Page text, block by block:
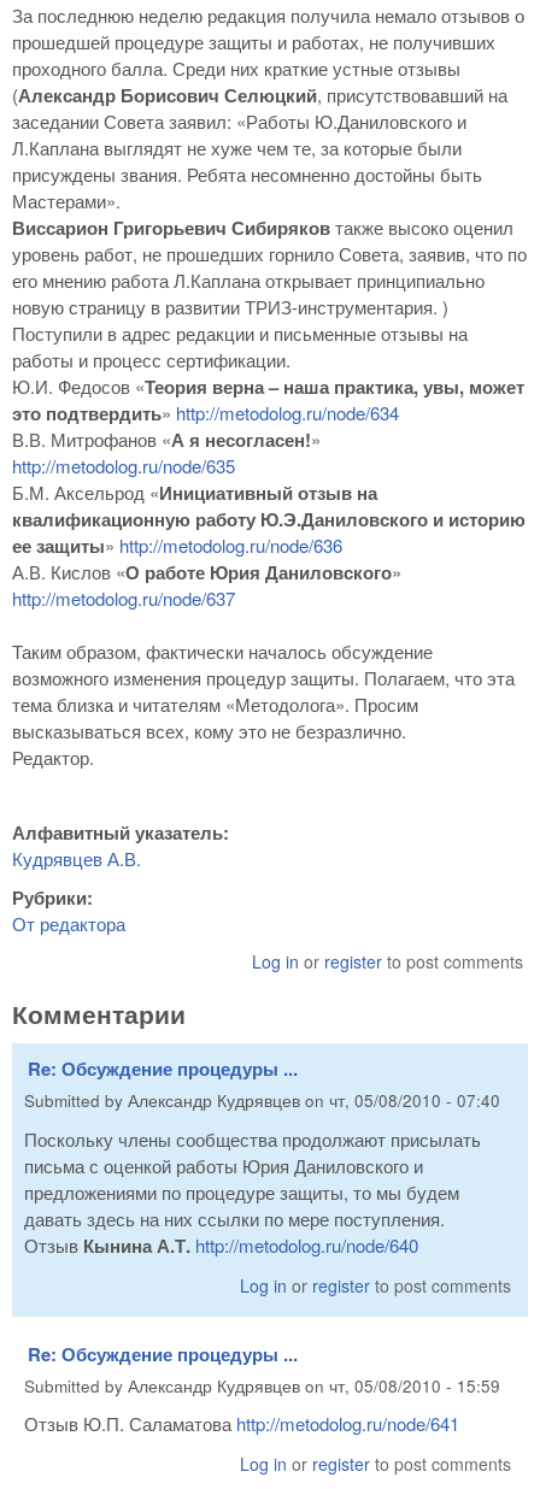
За последнюю неделю редакция получила немало отзывов о
прошедшей процедуре защиты и работах, не получивших
проходного балла. Среди них краткие устные отзывы
(Александр Борисович Селюцкий, присутствовавший на
заседании Совета заявил: «Работы Ю.Даниловского и
Л.Каплана выглядят не хуже чем те, за которые были
присуждены звания. Ребята несомненно достойны быть
Мастерами».
Виссарион Григорьевич Сибиряковтакже высоко оценил
уровень работ, не прошедших горнило Совета, заявив, что по
его мнению работа Л.Каплана открывает принципиально
новую страницу в развитии ТРИЗ-инструментария. )
Поступили в адрес редакции и письменные отзывы на
работы и процесс сертификации.
Ю.И. Федосов «Теория верна – наша практика, увы, может
это подтвердить» http://metodolog.ru/node/634
В.В. Митрофанов «А я несогласен!»
http://metodolog.ru/node/635
Б.М. Аксельрод «Инициативный отзыв на
квалификационную работу Ю.Э.Даниловского и историю
ее защиты» http://metodolog.ru/node/636
А.В. Кислов «О работе Юрия Даниловского»
http://metodolog.ru/node/637
Таким образом, фактически началось обсуждение
возможного изменения процедур защиты. Полагаем, что эта
тема близка и читателям «Методолога». Просим
высказываться всех, кому это не безразлично.
Редактор.
Алфавитный указатель:
Кудрявцев А.В.
Рубрики:
От редактора
Log in or register to post comments
Комментарии
Re: Обсуждение процедуры ...
Submitted by Александр Кудрявцев on чт, 05/08/2010 - 07:40
Поскольку члены сообщества продолжают присылать
письма с оценкой работы Юрия Даниловского и
предложениями по процедуре защиты, то мы будем
давать здесь на них ссылки по мере поступления.
Отзыв Кынина А.Т. http://metodolog.ru/node/640
Log in or register to post comments
Re: Обсуждение процедуры ...
Submitted by Александр Кудрявцев on чт, 05/08/2010 - 15:59
Отзыв Ю.П. Саламатоваhttp://metodolog.ru/node/641
Log in or register to post comments